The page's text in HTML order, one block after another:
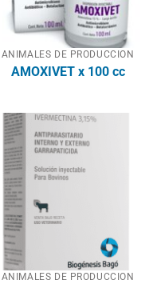
ANIMALES DE PRODUCCION
AMOXIVET x 100 cc
ANIMALES DE PRODUCCION